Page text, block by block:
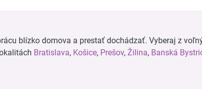
blízko domova a prestať dochádzať. Vyberaj z
Bratislava, Košice, Prešov, Žilina, Banská